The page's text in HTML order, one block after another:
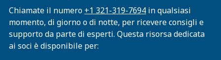
Chiamate il numero +1 321-319-7694 in qualsiasi
momento, di giorno o di notte, per ricevere consigli e
supporto da parte di esperti. Questa risorsa dedicata
ai soci è disponibile per: